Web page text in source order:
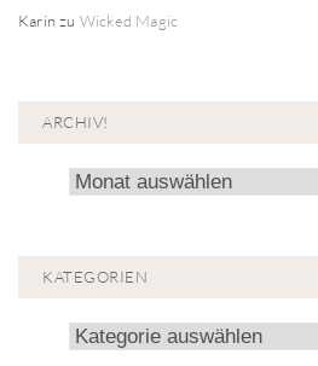
Karinzu Wicked Magic
ARCHIV!
Archiv!
KATEGORIEN
Kategorien